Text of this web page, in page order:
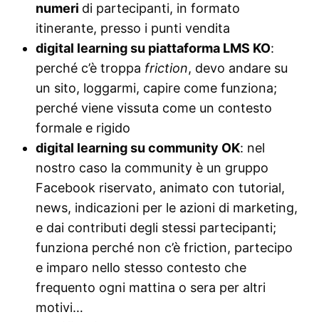
numeri di partecipanti, in formato
itinerante, presso i punti vendita
digital learning su piattaforma LMS KO:
perché c’è troppa friction, devo andare su
un sito, loggarmi, capire come funziona;
perché viene vissuta come un contesto
formale e rigido
digital learning su community OK: nel
nostro caso la community è un gruppo
Facebook riservato, animato con tutorial,
news, indicazioni per le azioni di marketing,
e dai contributi degli stessi partecipanti;
funziona perché non c’è friction, partecipo
e imparo nello stesso contesto che
frequento ogni mattina o sera per altri
motivi…